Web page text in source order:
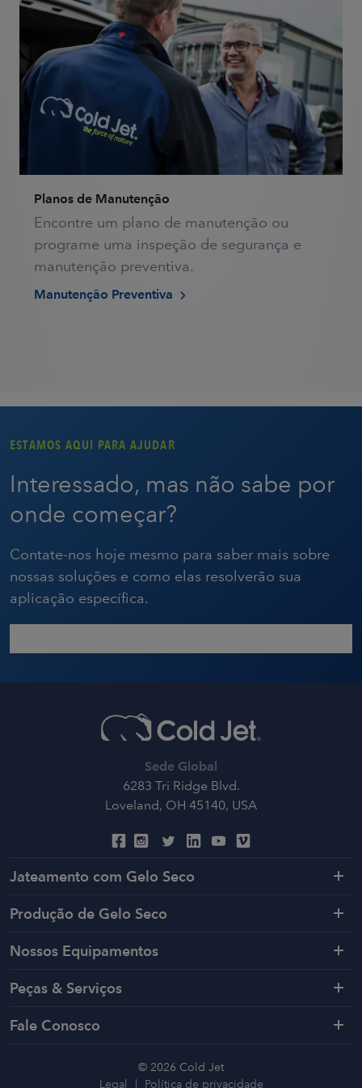
Planos de Manutenção
Encontre um plano de manutenção ou
programe uma inspeção de segurança e
manutenção preventiva.
Manutenção Preventiva
ESTAMOS AQUI PARA AJUDAR
Interessado, mas não sabe por
onde começar?
Contate-nos hoje mesmo para saber mais sobre
nossas soluções e como elas resolverão sua
aplicação específica.
Sede Global
6283 Tri Ridge Blvd.
Loveland, OH 45140, USA
Jateamento com Gelo Seco
Produção de Gelo Seco
Nossos Equipamentos
Peças & Serviços
Fale Conosco
© 2026 Cold Jet
Legal
Política de privacidade